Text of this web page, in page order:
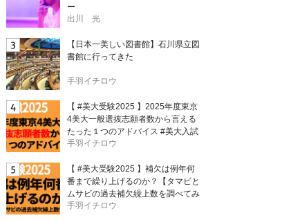
ー
出川 光
【日本一美しい図書館】石川県立図
書館に行ってきた
手羽イチロウ
【 #美大受験2025 】2025年度東京
4美大一般選抜志願者数から言える
たった１つのアドバイス #美大入試
手羽イチロウ
【 #美大受験2025 】補欠は例年何
番まで繰り上げるのか？【タマビと
ムサビの過去補欠繰上数を調べてみ
た】
手羽イチロウ